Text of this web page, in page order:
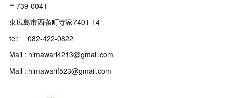
〒739-0041
東広島市西条町寺家7401-14
tel: 082-422-0822
Mail : himawari4213@gmail.com
Mail : himawarif523@gmail.com